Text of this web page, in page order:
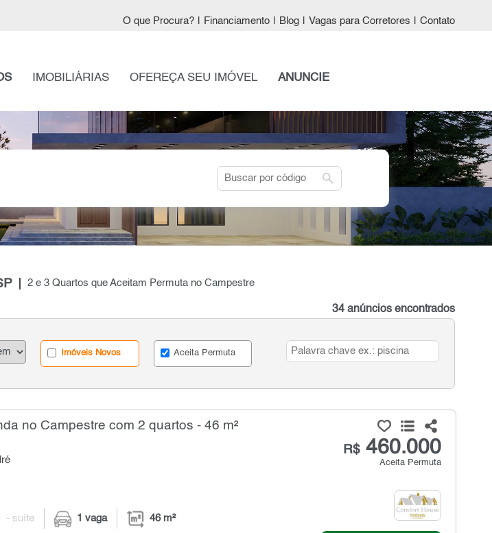
O que Procura? Financiamento Blog Vagas para Corretores Contato
IMOBILIÁRIAS OFEREÇA SEU IMÓVEL ANUNCIE
search
2 e 3 Quartos que Aceitam Permuta no Campestre
34 anúncios encontrados
Imóveis Novos Aceita Permuta
no Campestre com 2 quartos - 46 m²
R$460.000
Aceita Permuta
- suíte 1 vaga 46 m²